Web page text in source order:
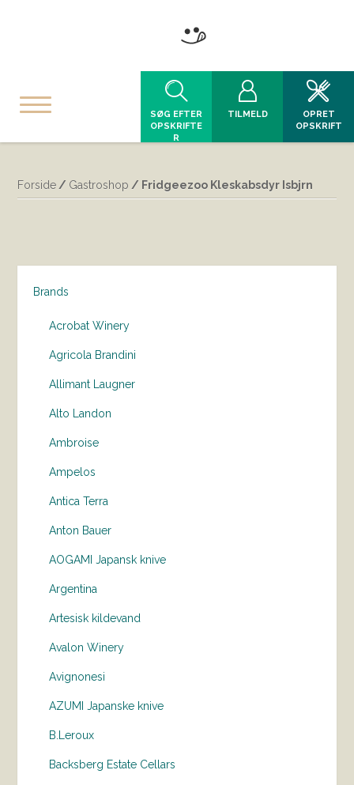
SØG EFTER
OPSKRIFTE
R
TILMELD
OPRET
OPSKRIFT
Forside / Gastroshop / Fridgeezoo Kleskabsdyr Isbjrn
Brands
Acrobat Winery
Agricola Brandini
Allimant Laugner
Alto Landon
Ambroise
Ampelos
Antica Terra
Anton Bauer
AOGAMI Japansk knive
Argentina
Artesisk kildevand
Avalon Winery
Avignonesi
AZUMI Japanske knive
B.Leroux
Backsberg Estate Cellars